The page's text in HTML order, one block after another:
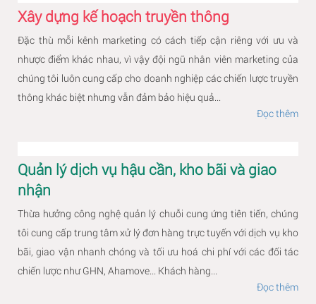
Xây dựng kế hoạch truyền thông
Đặc thù mỗi kênh marketing có cách tiếp cận riêng với ưu và
nhược điểm khác nhau, vì vậy đội ngũ nhân viên marketing của
chúng tôi luôn cung cấp cho doanh nghiệp các chiến lược truyền
thông khác biệt nhưng vẫn đảm bảo hiệu quả...
Đọc thêm
Quản lý dịch vụ hậu cần, kho bãi và giao
nhận
Thừa hưởng công nghệ quản lý chuỗi cung ứng tiên tiến, chúng
tôi cung cấp trung tâm xử lý đơn hàng trực tuyến với dịch vụ kho
bãi, giao vận nhanh chóng và tối ưu hoá chi phí với các đối tác
chiến lược như GHN, Ahamove... Khách hàng...
Đọc thêm